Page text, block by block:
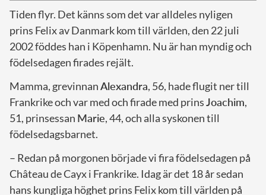
Tiden flyr. Det känns som det var alldeles nyligen
prins Felix av Danmark kom till världen, den 22 juli
2002 föddes han i Köpenhamn. Nu är han myndig och
födelsedagen firades rejält.
Mamma, grevinnanAlexandra, 56, hade flugit ner till
Frankrike och var med och firade med prinsJoachim,
51, prinsessan Marie, 44, och alla syskonen till
födelsedagsbarnet.
– Redan på morgonen började vi fira födelsedagen på
Château de Cayx i Frankrike. Idag är det 18 år sedan
hans kungliga höghet prins Felix kom till världen på